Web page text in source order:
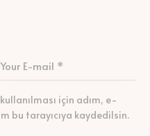
için adım, e-
bu tarayıcıya kaydedilsin.